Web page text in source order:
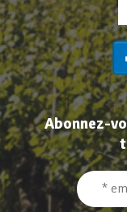
Abonnez-